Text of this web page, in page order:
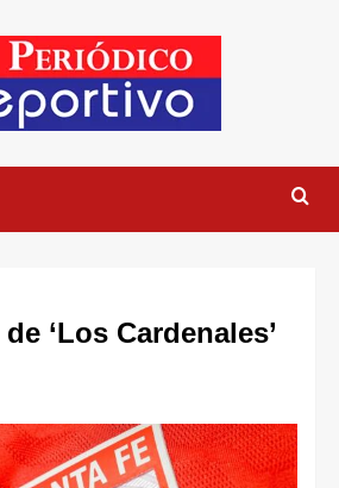
‘Los Cardenales’